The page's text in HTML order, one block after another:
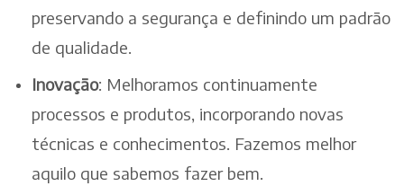
preservando a segurança e definindo um padrão
de qualidade.
Inovação: Melhoramos continuamente
processos e produtos, incorporando novas
técnicas e conhecimentos. Fazemos melhor
aquilo que sabemos fazer bem.